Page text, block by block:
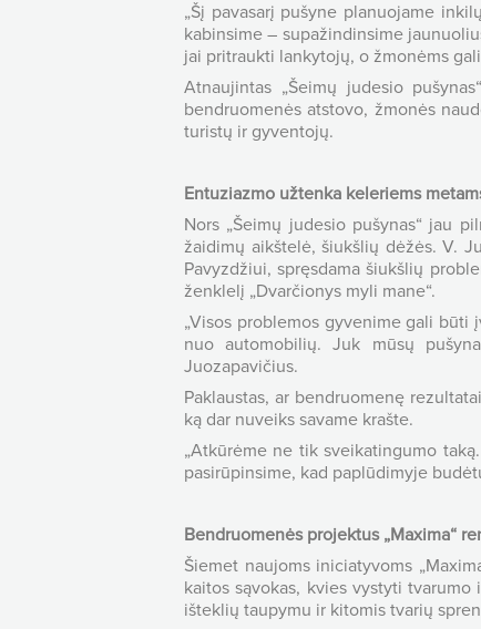
„Šį pavasarį pušyne planuojame
kabinsime – supažindinsime
jai pritraukti lankytojų, o žmonėms
Atnaujintas „Šeimų judesio
bendruomenės atstovo, žmonės
turistų ir gyventojų.
Entuziazmo užtenka keleriems
Nors „Šeimų judesio pušynas“ jau
žaidimų aikštelė, šiukšlių dėžės. V.
Pavyzdžiui, spręsdama šiukšlių
ženklelį „Dvarčionys myli mane“.
„Visos problemos gyvenime gali
nuo automobilių. Juk mūsų
Juozapavičius.
Paklaustas, ar bendruomenę
ką dar nuveiks savame krašte.
„Atkūrėme ne tik sveikatingumo
pasirūpinsime, kad paplūdimyje
Bendruomenės projektus „Maxima“
Šiemet naujoms iniciatyvoms
kaitos sąvokas, kvies vystyti
išteklių taupymu ir kitomis tvarių